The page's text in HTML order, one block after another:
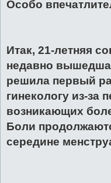
Особо
Итак, 21-летняя
недавно
решила первый
гинекологу из-за
возникающих
Боли
середине